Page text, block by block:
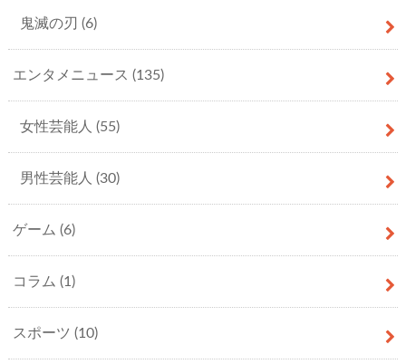
鬼滅の刃 (6)
エンタメニュース (135)
女性芸能人 (55)
男性芸能人 (30)
ゲーム (6)
コラム (1)
スポーツ (10)